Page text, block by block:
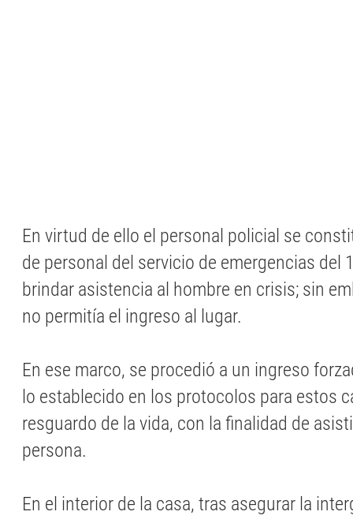
En virtud de ello el personal policial se
de personal del servicio de emergencias del
brindar asistencia al hombre en crisis; sin
no permitía el ingreso al lugar.
En ese marco, se procedió a un ingreso
lo establecido en los protocolos para estos
resguardo de la vida, con la finalidad de
persona.
En el interior de la casa, tras asegurar la